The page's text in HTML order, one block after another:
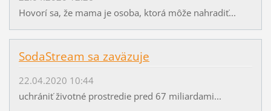
Hovorí sa, že mama je osoba, ktorá môže nahradiť...
SodaStream sa zaväzuje
22.04.2020 10:44
uchrániť životné prostredie pred 67 miliardami...